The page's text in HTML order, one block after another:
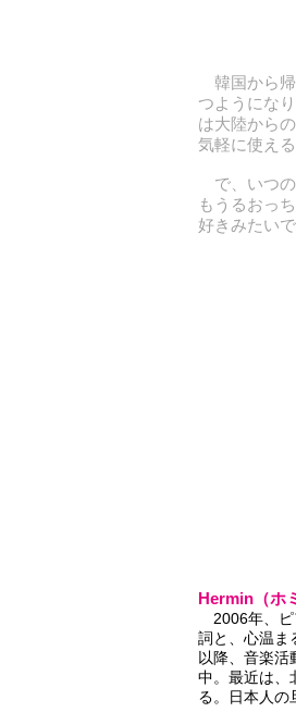
韓国から帰
つようにな
は大陸から
気軽に使え
で、いつの
もうるおっ
好きみたいで
Hermin（ホ
2006年、ピ
詞と、心温ま
以降、音楽
中。最近は、
る。日本人の